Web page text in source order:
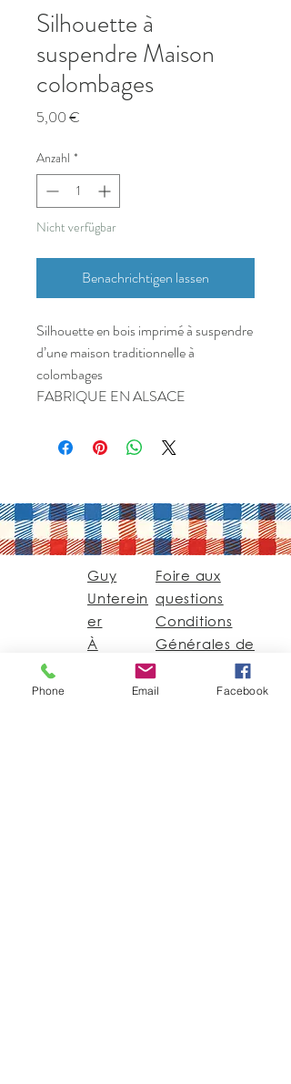
Silhouette à
suspendre Maison
colombages
5,00 €
Anzahl *
Nicht verfügbar
Benachrichtigen lassen
Silhouette en bois imprimé à suspendre
d’une maison traditionnelle à
colombages
FABRIQUE EN ALSACE
Guy
Unterein
er
À
Propos
Contact
Foire aux
questions
Conditions
Générales de
vente
Phone Email Facebook